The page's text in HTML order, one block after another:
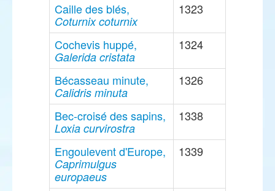
Caille des blés,
Coturnix coturnix
1323
Cochevis huppé,
Galerida cristata
1324
Bécasseau minute,
Calidris minuta
1326
Bec-croisé des sapins,
Loxia curvirostra
1338
Engoulevent d'Europe,
Caprimulgus
europaeus
1339